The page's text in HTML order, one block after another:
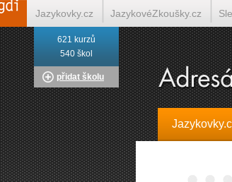
621 kurzů
540 škol
přidat školu
Jazykovky.cz JazykovéZkoušky.cz
Italština on-line Tlumočení-Překlady.cz